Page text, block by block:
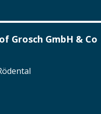
Grosch GmbH & Co